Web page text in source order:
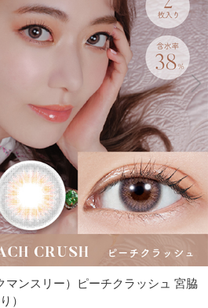
マンスリー）ピーチクラッシュ 宮脇
）